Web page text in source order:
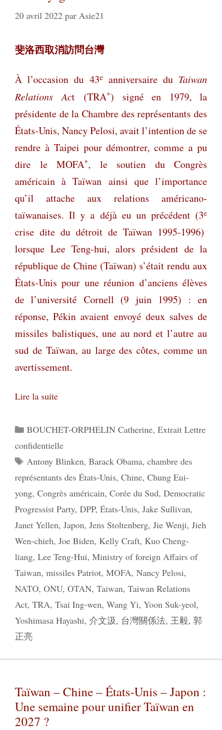
20 avril 2022 par Asie21
斐洛西取消訪問台灣
À l’occasion du 43eanniversaire du Taiwan
Relations Act (TRA*) signé en 1979, la
présidente de la Chambre des représentants des
États-Unis, Nancy Pelosi, avait l’intention de se
rendre à Taipei pour démontrer, comme a pu
dire le MOFA*, le soutien du Congrès
américain à Taïwan ainsi que l’importance
qu’il attache aux relations américano-
taïwanaises. Il y a déjà eu un précédent (3e
crise dite du détroit de Taïwan 1995-1996)
lorsque Lee Teng-hui, alors président de la
république de Chine (Taïwan) s’était rendu aux
États-Unis pour une réunion d’anciens élèves
de l’université Cornell (9 juin 1995) : en
réponse, Pékin avaient envoyé deux salves de
missiles balistiques, une au nord et l’autre au
sud de Taïwan, au large des côtes, comme un
avertissement.
Lire la suite
Catégories
BOUCHET-ORPHELIN Catherine, Extrait Lettre
confidentielle
Étiquettes
Antony Blinken, Barack Obama, chambre des
représentants des États-Unis, Chine, Chung Eui-
yong, Congrès américain, Corée du Sud, Democratic
Progressist Party, DPP, États-Unis, Jake Sullivan,
Janet Yellen, Japon, Jens Stoltenberg, Jie Wenji, Jieh
Wen-chieh, Joe Biden, Kelly Craft, Kuo Cheng-
liang, Lee Teng-Hui, Ministry of foreign Affairs of
Taiwan, missiles Patriot, MOFA, Nancy Pelosi,
NATO, ONU, OTAN, Taiwan, Taiwan Relations
Act, TRA, Tsai Ing-wen, Wang Yi, Yoon Suk-yeol,
Yoshimasa Hayashi, 介文汲, 台灣關係法, 王毅, 郭
正亮
Taïwan – Chine – États-Unis – Japon :
Une semaine pour unifier Taïwan en
2027 ?